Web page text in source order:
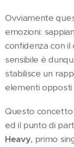
Ovviamente
emozioni:
confidenza con
sensibile è
stabilisce un
elementi
Questo
ed il punto di
Heavy, primo